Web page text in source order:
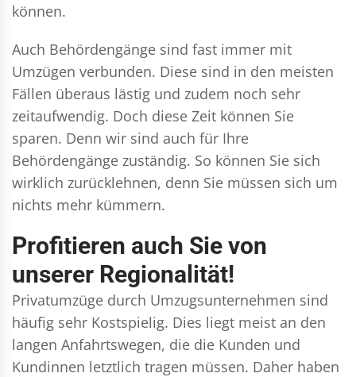
können.
Auch Behördengänge sind fast immer mit
Umzügen verbunden. Diese sind in den meisten
Fällen überaus lästig und zudem noch sehr
zeitaufwendig. Doch diese Zeit können Sie
sparen. Denn wir sind auch für Ihre
Behördengänge zuständig. So können Sie sich
wirklich zurücklehnen, denn Sie müssen sich um
nichts mehr kümmern.
Profitieren auch Sie von
unserer Regionalität!
Privatumzüge durch Umzugsunternehmen sind
häufig sehr Kostspielig. Dies liegt meist an den
langen Anfahrtswegen, die die Kunden und
Kundinnen letztlich tragen müssen. Daher haben